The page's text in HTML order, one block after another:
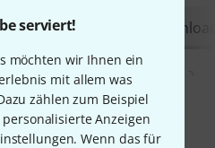
serviert!
möchten wir Ihnen ein
mit allem was
zählen zum Beispiel
Anzeigen
Wenn das für
Testberichte